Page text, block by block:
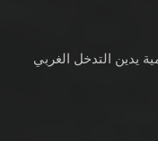
يدين التدخل الغربي